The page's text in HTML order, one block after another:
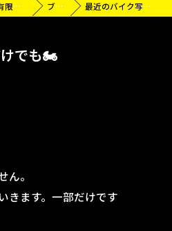
大阪府天王寺のバイクなら有限会社タイガーオート ブログ 最近のバイク写真だけでも🏍
けでも🏍
ん。
きます。一部だけです